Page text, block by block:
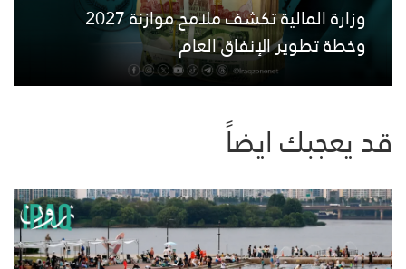
وزارة المالية تكشف ملامح موازنة 2027
وخطة تطوير الإنفاق العام
قد يعجبك ايضاً